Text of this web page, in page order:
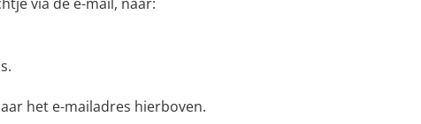
het e-mailadres hierboven.